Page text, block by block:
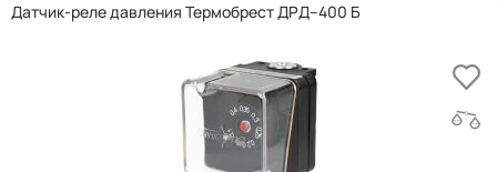
Датчик-реле давления Термобрест ДРД–400 Б